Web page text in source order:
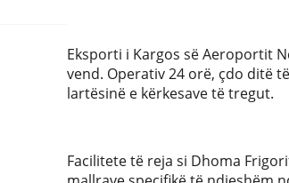
Eksporti i Kargos së Aeroportit
vend. Operativ 24 orë, çdo ditë
lartësinë e kërkesave të tregut.
Facilitete të reja si Dhoma